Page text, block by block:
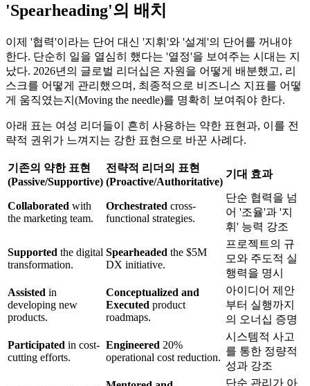
'Spearheading'의 배치
이제 '협력'이라는 단어 대신 '지휘'와 '설계'의 단어를 꺼내야
한다. 단순히 일을 열심히 했다는 '열정'을 보여주는 시대는 지
났다. 2026년의 글로벌 리더십은 자원을 어떻게 배분했고, 리
스크를 어떻게 관리했으며, 최종적으로 비즈니스 지표를 어떻
게 움직였는지(Moving the needle)를 명확히 보여줘야 한다.
아래 표는 여성 리더들이 흔히 사용하는 약한 표현과, 이를 전
략적 권위가 느껴지는 강한 표현으로 바꾼 사례다.
기존의 약한 표현
(Passive/Supportive)
전략적 리더의 표현
(Proactive/Authoritative)
기대 효과
Collaborated with
the marketing team.
Orchestrated cross-
functional strategies.
단순 협력을 넘
어 '조율'과 '지
휘' 능력 강조
Supported the digital
transformation.
Spearheaded the $5M
DX initiative.
프로젝트의 규
모와 주도적 실
행력을 명시
Assisted in
developing new
products.
Conceptualized and
Executed product
roadmaps.
아이디어 제안
부터 실행까지
의 오너십 증명
Participated in cost-
cutting efforts.
Engineered 20%
operational cost reduction.
시스템적 사고
를 통한 정량적
성과 강조
단순 관리가 아